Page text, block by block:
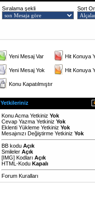
Sıralama şekli
Sort
Yeni Mesaj Var Hit Konuya
Yeni Mesaj Yok Hit Konuya
Konu Kapatılmıştır
Yetkileriniz
Konu Acma Yetkiniz Yok
Cevap Yazma Yetkiniz Yok
Eklenti Yükleme Yetkiniz Yok
Mesajınızı Değiştirme Yetkiniz Yok
BB kodu Açık
Smileler Açık
[IMG] Kodları Açık
HTML-Kodu Kapalı
Forum Kuralları